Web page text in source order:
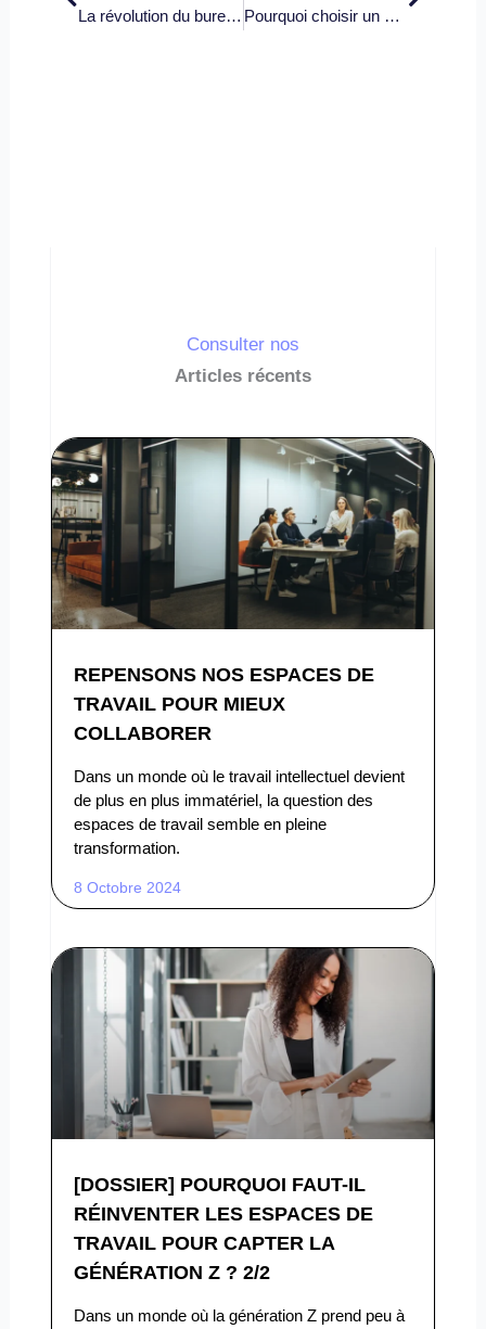
La révolution du bureau opéré Pourquoi choisir un bureau opéré en 2023 ?
Consulter nos
Articles récents
REPENSONS NOS ESPACES DE
TRAVAIL POUR MIEUX
COLLABORER
Dans un monde où le travail intellectuel devient
de plus en plus immatériel, la question des
espaces de travail semble en pleine
transformation.
8 Octobre 2024
[DOSSIER] POURQUOI FAUT-IL
RÉINVENTER LES ESPACES DE
TRAVAIL POUR CAPTER LA
GÉNÉRATION Z ? 2/2
Dans un monde où la génération Z prend peu à